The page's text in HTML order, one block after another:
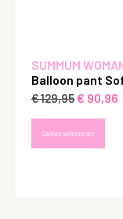
SUMMUM
Balloon pant
€129,95€ 90,96
Opties selecteren